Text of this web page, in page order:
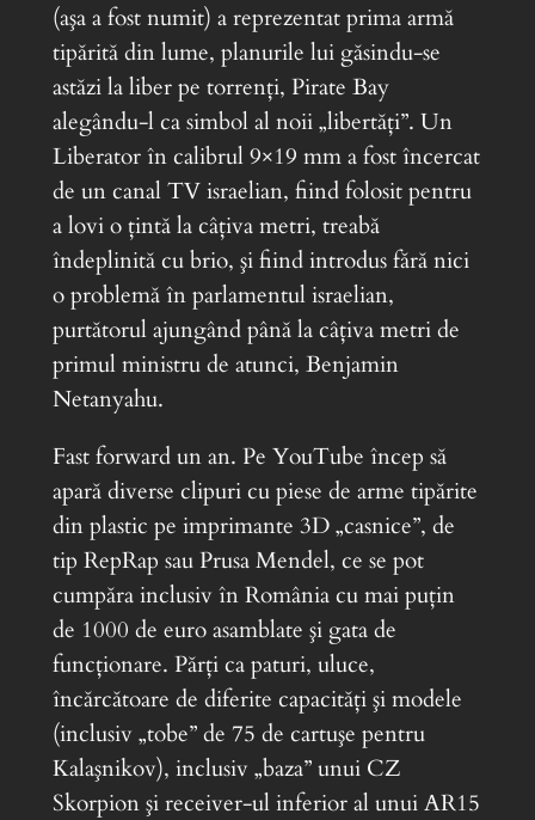
(aşa a fost numit) a reprezentat prima armă
tipărită din lume, planurile lui găsindu-se
astăzi la liber pe torrenţi, Pirate Bay
alegându-l ca simbol al noii „libertăţi”. Un
Liberator în calibrul 9×19 mm a fost încercat
de un canal TV israelian, fiind folosit pentru
a lovi o ţintă la câţiva metri, treabă
îndeplinită cu brio, şi fiind introdus fără nici
o problemă în parlamentul israelian,
purtătorul ajungând până la câţiva metri de
primul ministru de atunci, Benjamin
Netanyahu.
Fast forward un an. Pe YouTube încep să
apară diverse clipuri cu piese de arme tipărite
din plastic pe imprimante 3D „casnice”, de
tip RepRap sau Prusa Mendel, ce se pot
cumpăra inclusiv în România cu mai puţin
de 1000 de euro asamblate şi gata de
funcţionare. Părţi ca paturi, uluce,
încărcătoare de diferite capacităţi şi modele
(inclusiv „tobe” de 75 de cartuşe pentru
Kalaşnikov), inclusiv „baza” unui CZ
Skorpion şi receiver-ul inferior al unui AR15